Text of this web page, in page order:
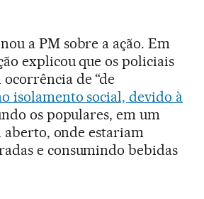
a PM sobre a ação. Em
explicou que os policiais
de “de
isolamento social, devido à
os populares, em um
aberto, onde estariam
e consumindo bebidas